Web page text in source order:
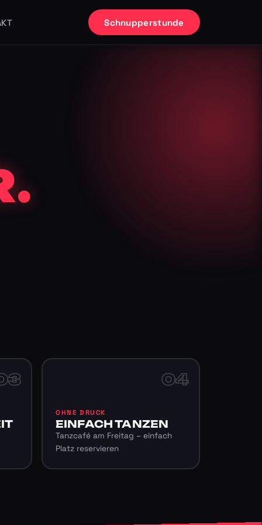
Schnupperstunde
04
OHNE DRUCK
EINFACH TANZEN
Tanzcafé am Freitag – einfach
Platz reservieren